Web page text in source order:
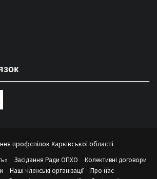
профспілок Харківської області
Засідання Ради ОПХО
Колективні договори
Наші членські організації
Про нас